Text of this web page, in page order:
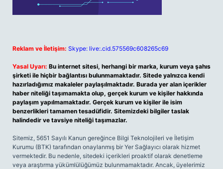
Reklam ve İletişim: Skype: live:.cid.575569c608265c69
Yasal Uyarı: Bu internet sitesi, herhangi bir marka, kurum veya şahıs
şirketi ile hiçbir bağlantısı bulunmamaktadır. Sitede yalnızca kendi
hazırladığımız makaleler paylaşılmaktadır. Burada yer alan içerikler
haber niteliği taşımamakta olup, gerçek kurum ve kişiler hakkında
paylaşım yapılmamaktadır. Gerçek kurum ve kişiler ile isim
benzerlikleri tamamen tesadüfidir. Sitemizdeki bilgiler taslak
halindedir ve tavsiye niteliği taşımazlar.
Sitemiz, 5651 Sayılı Kanun gereğince Bilgi Teknolojileri ve İletişim
Kurumu (BTK) tarafından onaylanmış bir Yer Sağlayıcı olarak hizmet
vermektedir. Bu nedenle, sitedeki içerikleri proaktif olarak denetleme
veya araştırma yükümlülüğümüz bulunmamaktadır. Ancak, üyelerimiz